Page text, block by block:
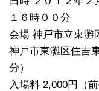
１６時００分
会場 神戸市立東
神戸市東灘区住吉
分）
入場料 2,000円（